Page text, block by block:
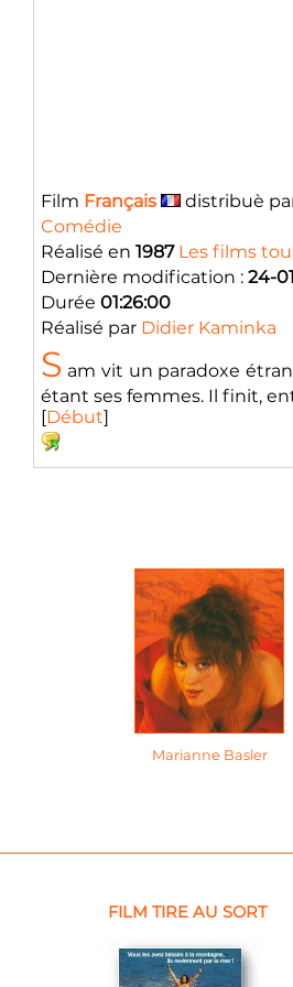
Film Français
distribuè
Comédie
Réalisé en 1987 Les films
Dernière modification : 24-
Durée 01:26:00
Réalisé par Didier Kaminka
S am vit un paradoxe
étant ses femmes. Il finit,
[Début]
Marianne Basler
FILM TIRE AU SORT